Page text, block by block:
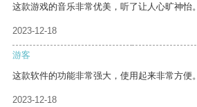
这款游戏的音乐非常优美，听了让人心旷神怡。
2023-12-18
游客
这款软件的功能非常强大，使用起来非常方便。
2023-12-18